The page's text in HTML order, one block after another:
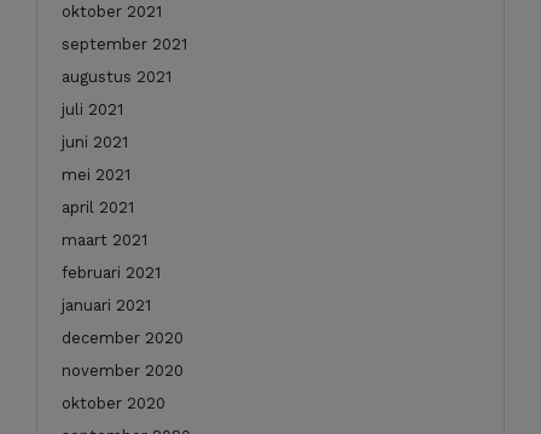
oktober 2021
september 2021
augustus 2021
juli 2021
juni 2021
mei 2021
april 2021
maart 2021
februari 2021
januari 2021
december 2020
november 2020
oktober 2020